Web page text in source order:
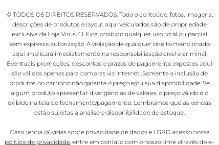
© TODOS OS DIREITOS RESERVADOS. Todo o conteúdo, fotos, imagens,
descrições de produtos e layout aqui veiculados são de propriedade
exclusiva da Loja Virus 41. Fica proibido qualquer uso total ou parcial
sem expressa autorização. A violação de qualquer direito mencionado
aqui implicará imediatamente na responsabilização cível e criminal.
Eventuais promoções, descontos e prazos de pagamento expostos aqui
são válidos apenas para compras via internet. Somente a inclusão de
produtos no carrinho não garante o preço e/ou sua disponibilidade. Se
algum produto apresentar divergências de valores, o preço válido é o
exibido na tela de fechamento/pagamento. Lembramos que as vendas
estão sujeitas a análise e disponibilidade de estoque.
Caso tenha dúvidas sobre privacidade de dados e LGPD acesso nossa
política de privacidade , entre em contato com o nosso time através do e-